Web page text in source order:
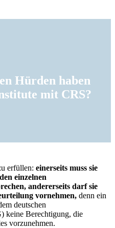
Hürden haben
mit CRS?
erfüllen: einerseits muss sie
einzelnen
andererseits darf sie
vornehmen, denn ein
deutschen
keine Berechtigung, die
vorzunehmen.